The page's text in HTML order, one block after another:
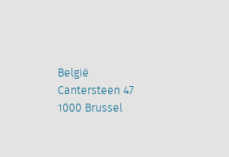
België
Cantersteen 47
1000 Brussel